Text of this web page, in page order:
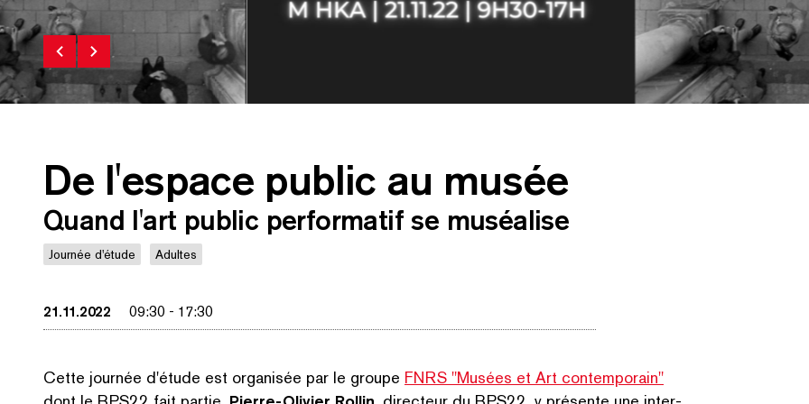
Journée d'étude FNRS - De l'espace public au musée au M HKA - James Lee Byars. A halo around
26.09.1976 Courtesy M HKA / icc archive Antwerp
halo around the icc. Performance. icc
De l'espace public au musée
Quand l'art public performatif se muséalise
Journée d'étude Adultes
21.11.2022 09:30 - 17:30
Cette journée d'étude est organisée par le groupe FNRS "Musées et Art con­tem­po­rain"